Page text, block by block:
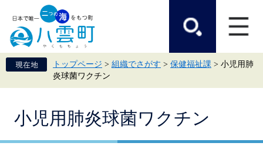
頭
で
飛
ば
て
トップページ > 組織でさがす > 保健福祉課 > 小児用肺
炎球菌ワクチン
小児用肺炎球菌ワクチン